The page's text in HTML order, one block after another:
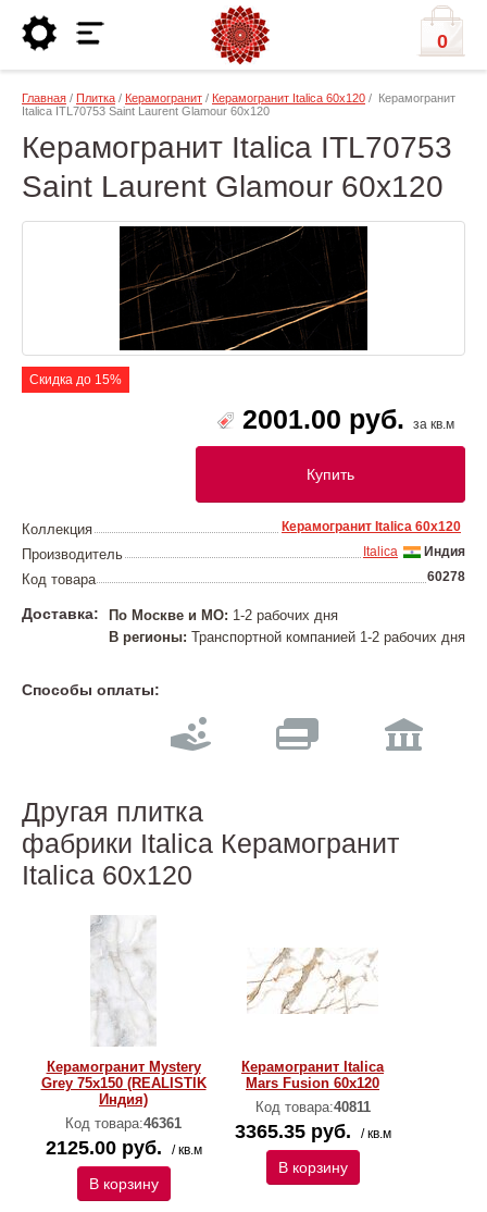
0
Главная / Плитка / Керамогранит / Керамогранит Italica 60х120 / Керамогранит
Italica ITL70753 Saint Laurent Glamour 60x120
Керамогранит Italica ITL70753
Saint Laurent Glamour 60x120
Скидка до 15%
2001.00 руб. за кв.м
Купить
Коллекция Керамогранит Italica 60х120
Производитель Индия
Italica
Код товара 60278
Доставка: По Москве и МО: 1-2 рабочих дня
В регионы: Транспортной компанией 1-2 рабочих дня
Способы оплаты:
Другая плитка
фабрики Italica Керамогранит
Italica 60х120
Керамогранит Mystery
Grey 75x150 (REALISTIK
Индия)
Код товара:46361
2125.00 руб. / кв.м
В корзину
Керамогранит Italica
Mars Fusion 60х120
Код товара:40811
3365.35 руб. / кв.м
В корзину